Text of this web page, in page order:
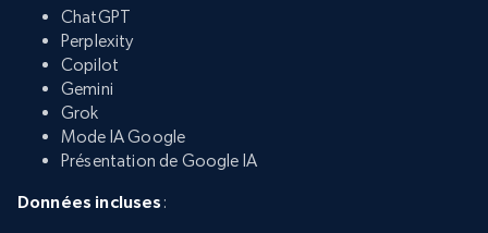
ChatGPT
Perplexity
Copilot
Gemini
Grok
Mode IA Google
Présentation de Google IA
Données incluses :